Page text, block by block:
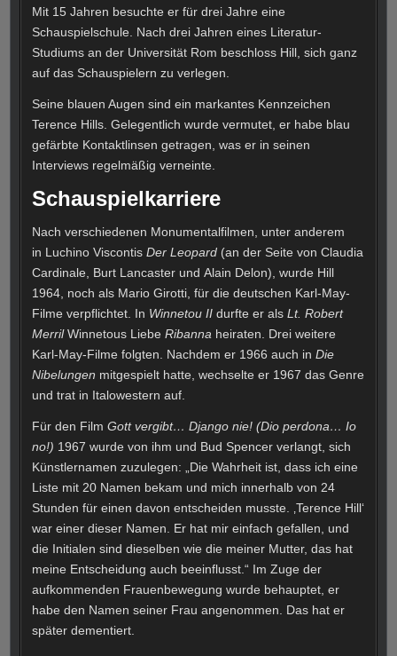
Mit 15 Jahren besuchte er für drei Jahre eine
Schauspielschule.
Nach drei Jahren eines Literatur-
Studiums an der Universität Rom beschloss Hill, sich ganz
auf das Schauspielern zu verlegen.
Seine blauen Augen sind ein markantes Kennzeichen
Terence Hills. Gelegentlich wurde vermutet, er habe blau
gefärbte Kontaktlinsen getragen, was er in seinen
Interviews regelmäßig verneinte.
Schauspielkarriere
Nach verschiedenen Monumentalfilmen, unter anderem
in Luchino ViscontisDer Leopard (an der Seite von Claudia
Cardinale, Burt Lancaster und Alain Delon), wurde Hill
1964, noch als Mario Girotti, für die deutschen Karl-May-
Filme verpflichtet. In Winnetou II durfte er alsLt. Robert
MerrilWinnetous LiebeRibanna heiraten. Drei weitere
Karl-May-Filme folgten. Nachdem er 1966 auch inDie
Nibelungen mitgespielt hatte, wechselte er 1967 das Genre
und trat in Italowestern auf.
Für den FilmGott vergibt… Django nie! (Dio perdona… Io
no!) 1967 wurde von ihm und Bud Spencer verlangt, sich
Künstlernamen zuzulegen: „Die Wahrheit ist, dass ich eine
Liste mit 20 Namen bekam und mich innerhalb von 24
Stunden für einen davon entscheiden musste. ‚Terence Hill‘
war einer dieser Namen. Er hat mir einfach gefallen, und
die Initialen sind dieselben wie die meiner Mutter, das hat
meine Entscheidung auch beeinflusst.“ Im Zuge der
aufkommenden Frauenbewegung wurde behauptet, er
habe den Namen seiner Frau angenommen. Das hat er
später dementiert.